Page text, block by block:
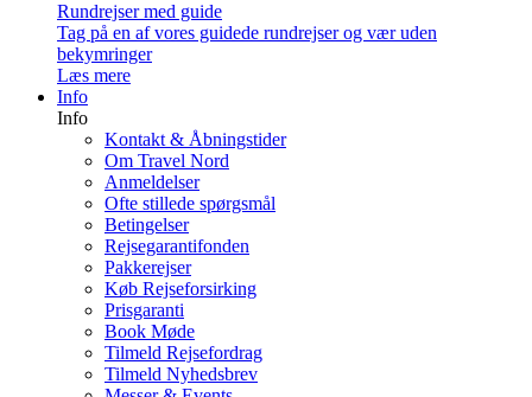
Rundrejser med guide
Tag på en af vores guidede rundrejser og vær uden
bekymringer
Læs mere
Info
Info
Kontakt & Åbningstider
Om Travel Nord
Anmeldelser
Ofte stillede spørgsmål
Betingelser
Rejsegarantifonden
Pakkerejser
Køb Rejseforsirking
Prisgaranti
Book Møde
Tilmeld Rejsefordrag
Tilmeld Nyhedsbrev